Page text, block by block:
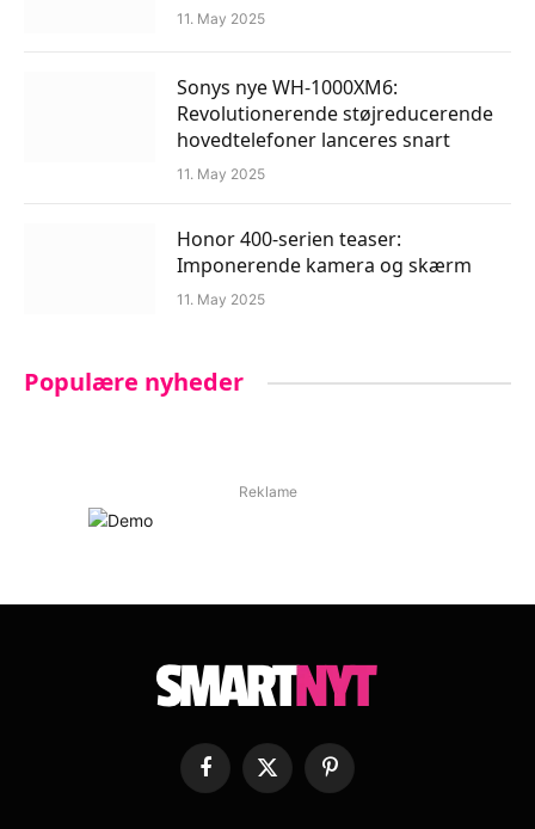
11. May 2025
Sonys nye WH-1000XM6:
Revolutionerende støjreducerende
hovedtelefoner lanceres snart
11. May 2025
Honor 400-serien teaser:
Imponerende kamera og skærm
11. May 2025
Populære nyheder
Reklame
Facebook
X
Pinterest